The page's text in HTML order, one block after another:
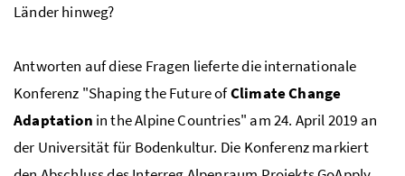
Länder hinweg?
Antworten auf diese Fragen lieferte die internationale
Konferenz "Shaping the Future ofClimate Change
Adaptation in the Alpine Countries" am 24. April 2019 an
der Universität für Bodenkultur. Die Konferenz markiert